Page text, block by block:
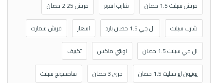
فريش سبليت 1.5 حصان شارب انفرتر فريش 2.25 حصان
شارب سبليت ال جي 1.5 حصان بارد اسعار فريش سمارت
ال جي سبليت 1.5 حصان اوبتي ماكس تكييف
يونيون اير سبليت 1.5 حصان جري 3 حصان سامسونج سبليت